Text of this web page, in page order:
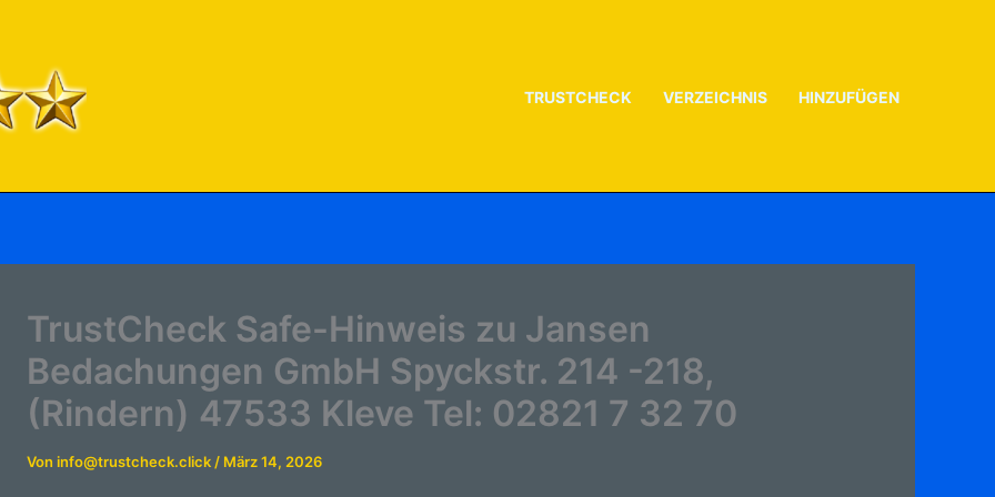
TRUSTCHECK VERZEICHNIS HINZUFÜGEN
TrustCheck Safe-Hinweis zu Jansen
Bedachungen GmbH Spyckstr. 214 -218,
(Rindern) 47533 Kleve Tel: 02821 7 32 70
Von info@trustcheck.click / März 14, 2026